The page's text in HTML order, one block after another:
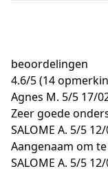
beoordelingen
4.6/5(14
Agnes M. 5/5 17/
Zeer goede
SALOME A. 5/5
Aangenaam om
SALOME A. 5/5